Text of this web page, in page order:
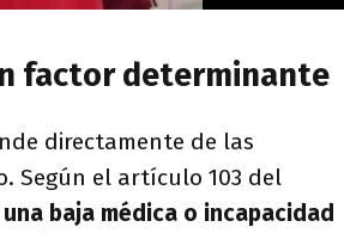
factor determinante
directamente de las
Según el artículo 103 del
baja médica o incapacidad